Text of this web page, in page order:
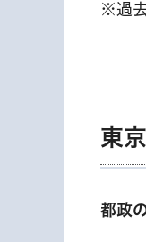
※過
東
都政